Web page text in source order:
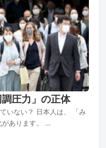
圧力」の正体
いない？ 日本人は、 「み
あります。 ...